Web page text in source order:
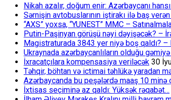
Nikah azalır, doğum enir: Azərbaycanı
Sərnişin avtobuslarının iştirakı ilə baş
“AXS” yoxsa, “YUNEST” MMC –
Putin-Paşinyan görüşü nəyi dəyişəcək? –
Magistraturada 3843 yer niyə boş qaldı?
Ukraynada azərbaycanlıların olduğu
İxracatçılara kompensasiya veriləcək 30
Təhqir, böhtan və ictimai təhlükə yaradan
Azərbaycanda bu peşələrdə maaş 10 minə
İxtisas seçiminə az qaldı: Yüksək rəqabət…